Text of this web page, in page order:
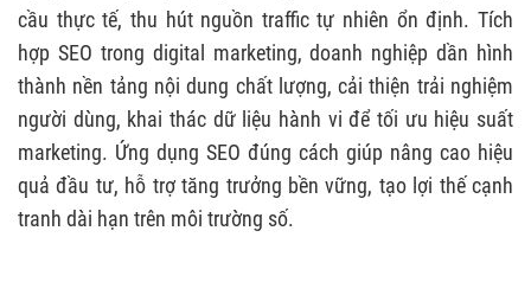
cầu thực tế, thu hút nguồn traffic tự nhiên ổn định. Tích
hợp SEO trong digital marketing, doanh nghiệp dần hình
thành nền tảng nội dung chất lượng, cải thiện trải nghiệm
người dùng, khai thác dữ liệu hành vi để tối ưu hiệu suất
marketing. Ứng dụng SEO đúng cách giúp nâng cao hiệu
quả đầu tư, hỗ trợ tăng trưởng bền vững, tạo lợi thế cạnh
tranh dài hạn trên môi trường số.